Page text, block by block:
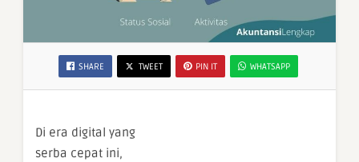
SHARE TWEET PIN IT WHATSAPP
Di era digital yang
serba cepat ini,